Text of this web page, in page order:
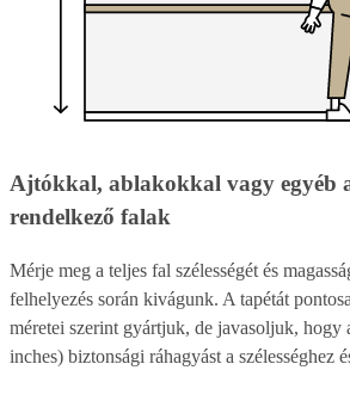
Ajtókkal, ablakokkal vagy egyéb
rendelkező falak
Mérje meg a teljes fal szélességét és
felhelyezés során kivágunk. A tapétát
méretei szerint gyártjuk, de javasoljuk, hogy
inches) biztonsági ráhagyást a szélességhez